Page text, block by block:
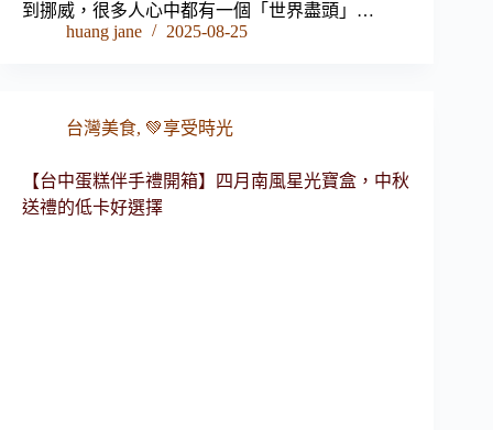
到挪威，很多人心中都有一個「世界盡頭」…
huang jane
2025-08-25
台灣美食, 💚享受時光
【台中蛋糕伴手禮開箱】四月南風星光寶盒，中秋
送禮的低卡好選擇